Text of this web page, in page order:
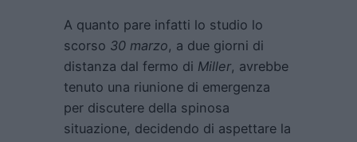
A quanto pare infatti lo studio lo
scorso 30 marzo, a due giorni di
distanza dal fermo di Miller, avrebbe
tenuto una riunione di emergenza
per discutere della spinosa
situazione, decidendo di aspettare la